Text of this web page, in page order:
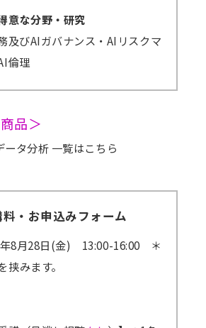
意な分野・研究
及びAIガバナンス・AIリスクマ
倫理
品＞
タ分析 一覧はこちら
・お申込みフォーム
8月28日(金) 13:00-16:00 ＊
挟みます。